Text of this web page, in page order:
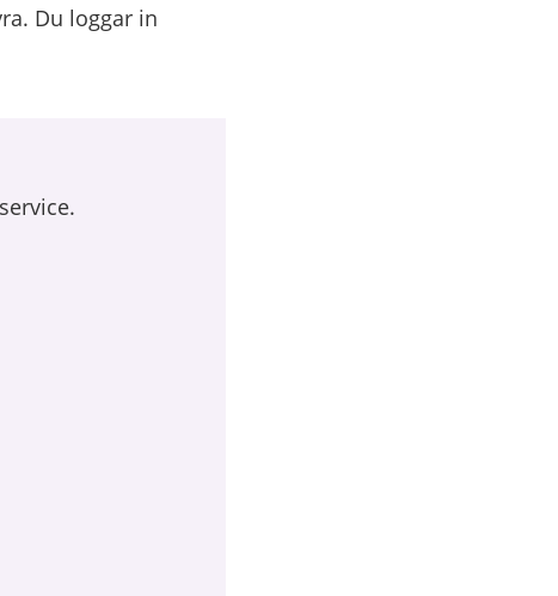
Du loggar in